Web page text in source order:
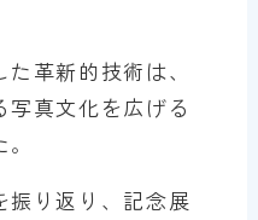
革新的技術は、
真文化を広げる
振り返り、記念展